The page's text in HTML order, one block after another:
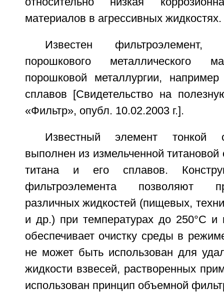
материалов в агрессивных жидкостях.
Известен
порошкового металлического
порошковой металлургии,
сплавов [Свидетельство на
«Фильтр», опубл. 10.02.2003 г.].
Известный элемент тонкой
выполнен из измельченной титановой
титана и его сплавов.
фильтроэлемента позволяют
различных жидкостей (пищевых,
и др.) при температурах до 250°С
обеспечивает очистку среды в
не может быть использован для
жидкости взвесей, растворенных
использован принцип объемной